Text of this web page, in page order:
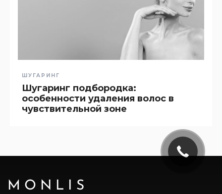
ШУГАРИНГ
Шугаринг подбородка:
особенности удаления волос в
чувствительной зоне
MONLIS